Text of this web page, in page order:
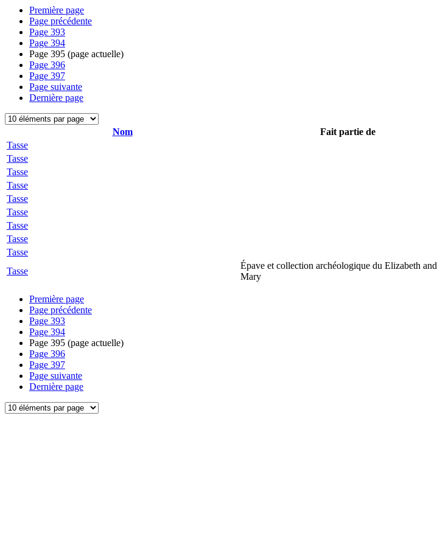
Première page
Page précédente
Page 393
Page 394
Page 395 (page actuelle)
Page 396
Page 397
Page suivante
Dernière page
Nom Fait partie de
Tasse
Tasse
Tasse
Tasse
Tasse
Tasse
Tasse
Tasse
Tasse
Tasse
Épave et collection archéologique du Elizabeth and
Mary
Première page
Page précédente
Page 393
Page 394
Page 395 (page actuelle)
Page 396
Page 397
Page suivante
Dernière page